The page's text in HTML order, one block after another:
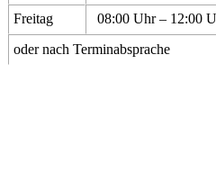
Freitag
08:00 Uhr – 12:00
oder nach Terminabsprache